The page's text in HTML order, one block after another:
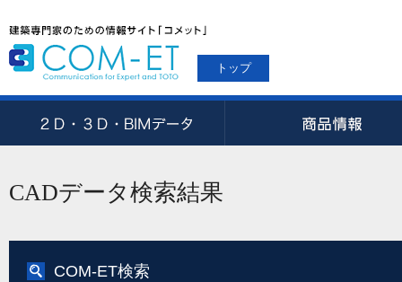
トップ
CADデータ検索結果
COM-ET検索